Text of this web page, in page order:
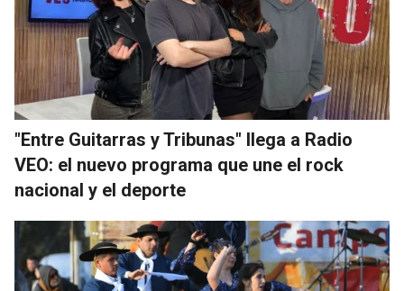
"Entre Guitarras y Tribunas" llega a Radio
VEO: el nuevo programa que une el rock
nacional y el deporte